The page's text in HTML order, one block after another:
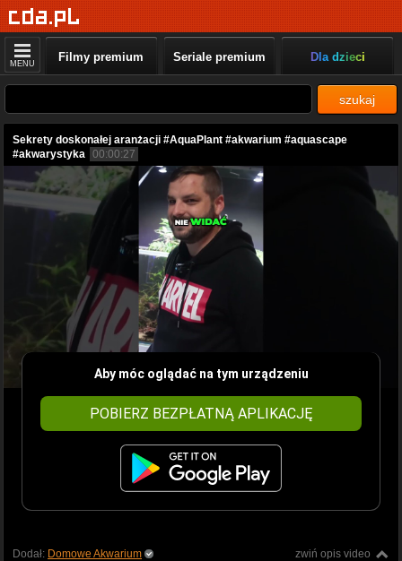
MENU Filmy premium Seriale premium Dla dzieci
szukaj
Sekrety doskonałej aranżacji #AquaPlant #akwarium #aquascape
#akwarystyka 00:00:27
Aby móc oglądać na tym urządzeniu
POBIERZ BEZPŁATNĄ APLIKACJĘ
zwiń opis video
Dodał: Domowe Akwarium